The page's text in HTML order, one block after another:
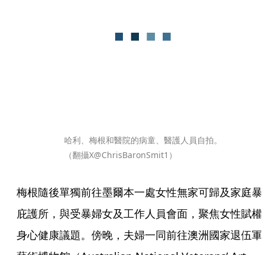
哈利、梅根和醫院的病童、醫護人員自拍。
（翻攝X@ChrisBaronSmit1）
梅根隨後單獨前往墨爾本一處女性無家可歸及家庭暴
庇護所，與受暴婦女及工作人員會面，聚焦女性賦權
身心健康議題。傍晚，夫婦一同前往澳洲國家退伍軍